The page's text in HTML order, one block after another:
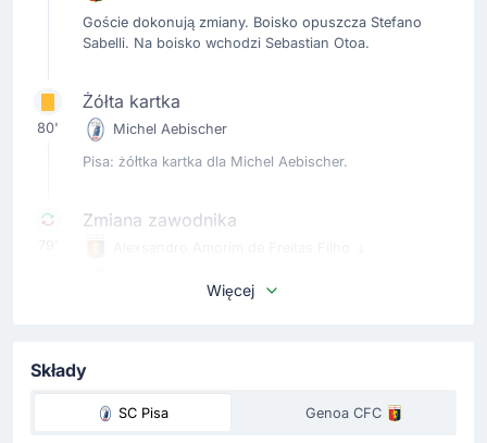
Goście dokonują zmiany. Boisko opuszcza Stefano
Sabelli. Na boisko wchodzi Sebastian Otoa.
80'
Żółta kartka
Michel Aebischer
Pisa: żółtka kartka dla Michel Aebischer.
Zmiana zawodnika
Lorenzo Colombo
Więcej
Składy
SC Pisa Genoa CFC